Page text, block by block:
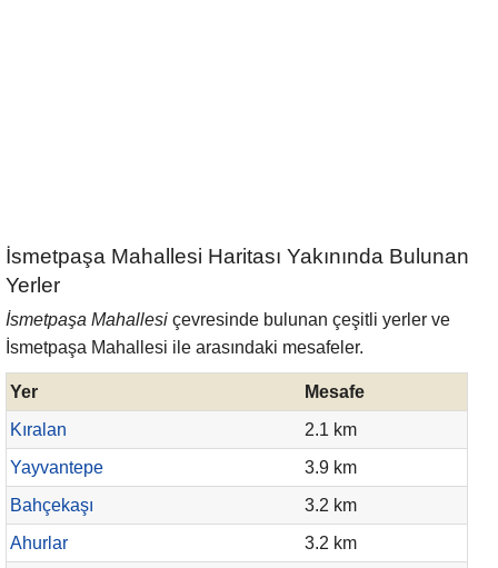
İsmetpaşa Mahallesi Haritası Yakınında Bulunan
Yerler
İsmetpaşa Mahallesi çevresinde bulunan çeşitli yerler ve
İsmetpaşa Mahallesi ile arasındaki mesafeler.
Yer
Mesafe
Kıralan
2.1 km
Yayvantepe
3.9 km
Bahçekaşı
3.2 km
Ahurlar
3.2 km